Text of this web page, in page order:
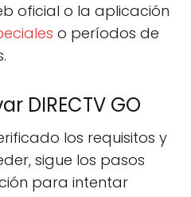
oficial o la aplicación
o períodos de
DIRECTV GO
los requisitos y
sigue los pasos
para intentar